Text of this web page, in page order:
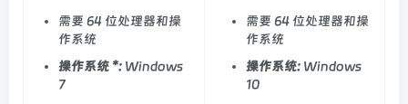
需要 64 位处理器和操
作系统
操作系统 *: Windows
7
需要 64 位处理器和操
作系统
操作系统: Windows
10